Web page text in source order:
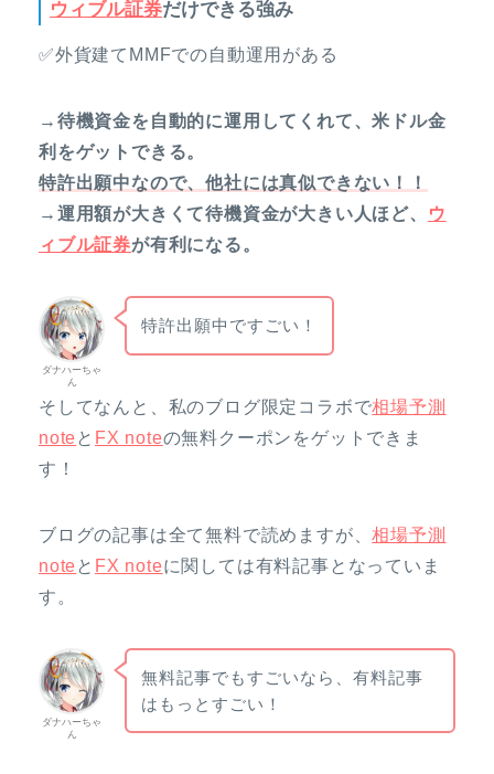
ウィブル証券だけできる強み
✅外貨建てMMFでの自動運用がある
→待機資金を自動的に運用してくれて、米ドル金
利をゲットできる。
特許出願中なので、他社には真似できない！！
→運用額が大きくて待機資金が大きい人ほど、
ウ
ィブル証券が有利になる。
ダナハーちゃ
ん
特許出願中ですごい！
そしてなんと、私のブログ限定コラボで相場予測
note と FX noteの無料クーポンをゲットできま
す！
ブログの記事は全て無料で読めますが、相場予測
note と FX noteに関しては有料記事となっていま
す。
ダナハーちゃ
ん
無料記事でもすごいなら、有料記事
はもっとすごい！